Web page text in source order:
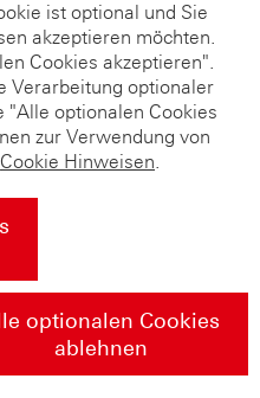
ist optional und Sie
akzeptieren möchten.
Cookies akzeptieren".
Verarbeitung optionaler
"Alle optionalen Cookies
zur Verwendung von
Cookie Hinweisen.
optionalen Cookies
ablehnen